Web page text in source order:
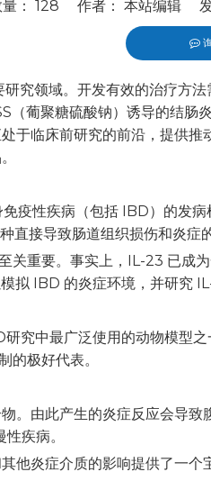
： 128 作者： 本站编辑
究领域。开发有效的治疗方
（葡聚糖硫酸钠）诱导的结肠
临床前研究的前沿，提供
疫性疾病（包括 IBD）的发
直接导致肠道组织损伤和炎症
重要。事实上，IL-23 已成
拟 IBD 的炎症环境，并研究
究中最广泛使用的动物模型
的极好代表。
。由此产生的炎症反应会导
疾病。
炎症介质的影响提供了一